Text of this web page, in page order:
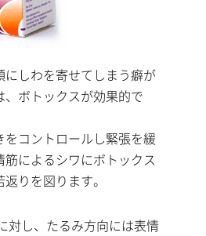
しわを寄せてしまう癖が
ボトックスが効果的で
コントロールし緊張を緩
によるシワにボトックス
りを図ります。
し、たるみ方向には表情